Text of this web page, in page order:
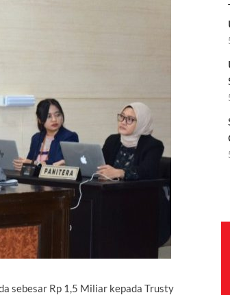
sebesar Rp 1,5 Miliar kepada Trusty